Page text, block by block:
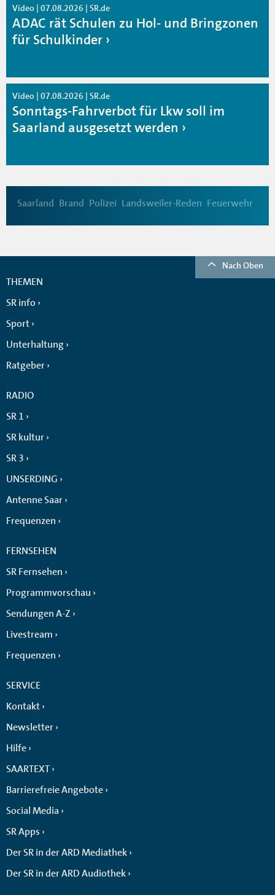
Video | 07.08.2026 | SR.de
ADAC rät Schulen zu Hol- und Bringzonen
für Schulkinder
Video | 07.08.2026 | SR.de
Sonntags-Fahrverbot für Lkw soll im
Saarland ausgesetzt werden
Saarland Brand Polizei Landsweiler-Reden Feuerwehr
Nach Oben
THEMEN
SR info
Sport
Unterhaltung
Ratgeber
RADIO
SR 1
SR kultur
SR 3
UNSERDING
Antenne Saar
Frequenzen
FERNSEHEN
SR Fernsehen
Programmvorschau
Sendungen A-Z
Livestream
Frequenzen
SERVICE
Kontakt
Newsletter
Hilfe
SAARTEXT
Barrierefreie Angebote
Social Media
SR Apps
Der SR in der ARD Mediathek
Der SR in der ARD Audiothek